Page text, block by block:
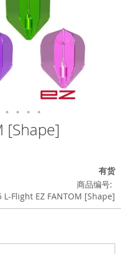
[Shape]
有货
商品编号
L-Flight EZ FANTOM [Shape]